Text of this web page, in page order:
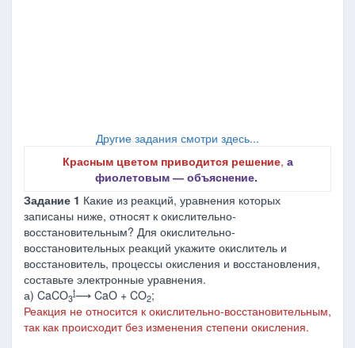
Другие задания смотри здесь...
Красным цветом приводится решение, а
фиолетовым ― объяснение.
Задание 1 Какие из реакций, уравнения которых
записаны ниже, относят к окислительно-
восстановительным? Для окислительно-
восстановительных реакций укажите окислитель и
восстановитель, процессы окисления и восстановления,
составьте электронные уравнения.
а) CaCO3
t⟶ CaO + CO2;
Реакция не относится к окислительно-восстановительным,
так как происходит без изменения степени окисления.